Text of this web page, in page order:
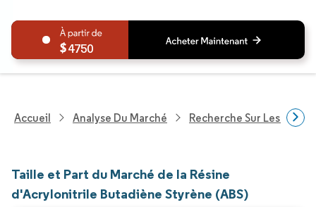
4750
Accueil Analyse Du Marché Recherche Sur Les
Taille et Part du Marché de la Résine
d'Acrylonitrile Butadiène Styrène (ABS)